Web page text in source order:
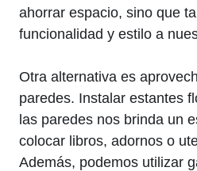
ahorrar espacio, sino que
funcionalidad y estilo⁤ a
Otra alternativa ⁤es
paredes. Instalar estantes⁤
las paredes nos brinda un
colocar libros, adornos o
Además, podemos utilizar